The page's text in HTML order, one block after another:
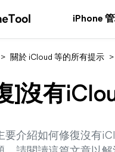
iPhone
> 關於 iCloud 等的所有提示 >
]沒有
要介紹如何修復沒有